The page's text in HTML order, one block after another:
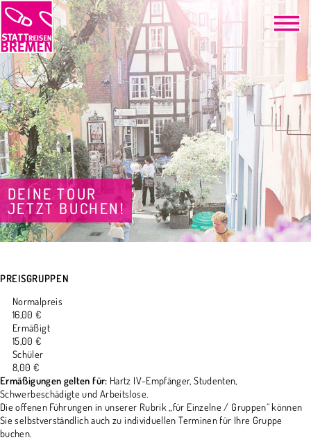
DEINE TOUR
JETZT BUCHEN!
PREISGRUPPEN
Normalpreis
16,00 €
Ermäßigt
15,00 €
Schüler
8,00 €
Ermäßigungen gelten für: Hartz IV-Empfänger, Studenten,
Schwerbeschädigte und Arbeitslose.
Die offenen Führungen in unserer Rubrik „für Einzelne / Gruppen“ können
Sie selbstverständlich auch zu individuellen Terminen für Ihre Gruppe
buchen.